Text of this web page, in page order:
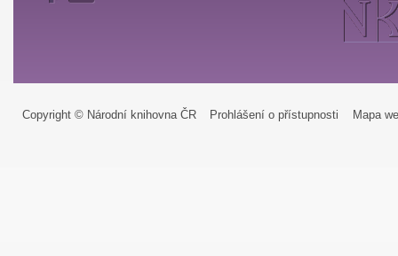
Copyright © Národní knihovna ČR Prohlášení o přístupnosti Mapa